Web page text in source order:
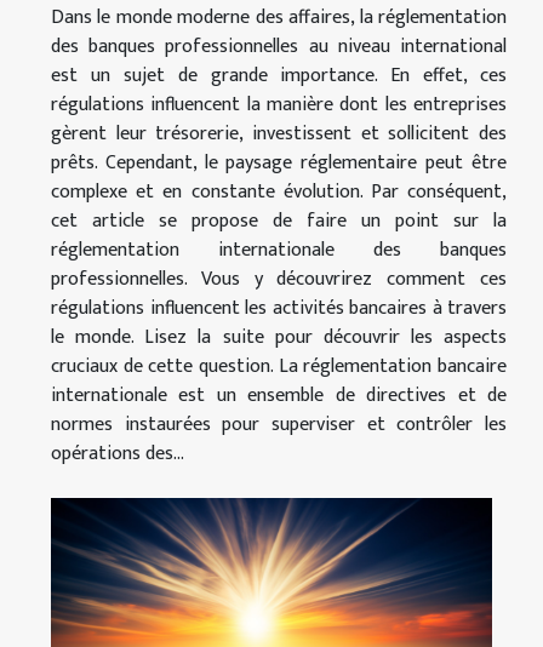
Dans le monde moderne des affaires, la réglementation
des banques professionnelles au niveau international
est un sujet de grande importance. En effet, ces
régulations influencent la manière dont les entreprises
gèrent leur trésorerie, investissent et sollicitent des
prêts. Cependant, le paysage réglementaire peut être
complexe et en constante évolution. Par conséquent,
cet article se propose de faire un point sur la
réglementation internationale des banques
professionnelles. Vous y découvrirez comment ces
régulations influencent les activités bancaires à travers
le monde. Lisez la suite pour découvrir les aspects
cruciaux de cette question. La réglementation bancaire
internationale est un ensemble de directives et de
normes instaurées pour superviser et contrôler les
opérations des...